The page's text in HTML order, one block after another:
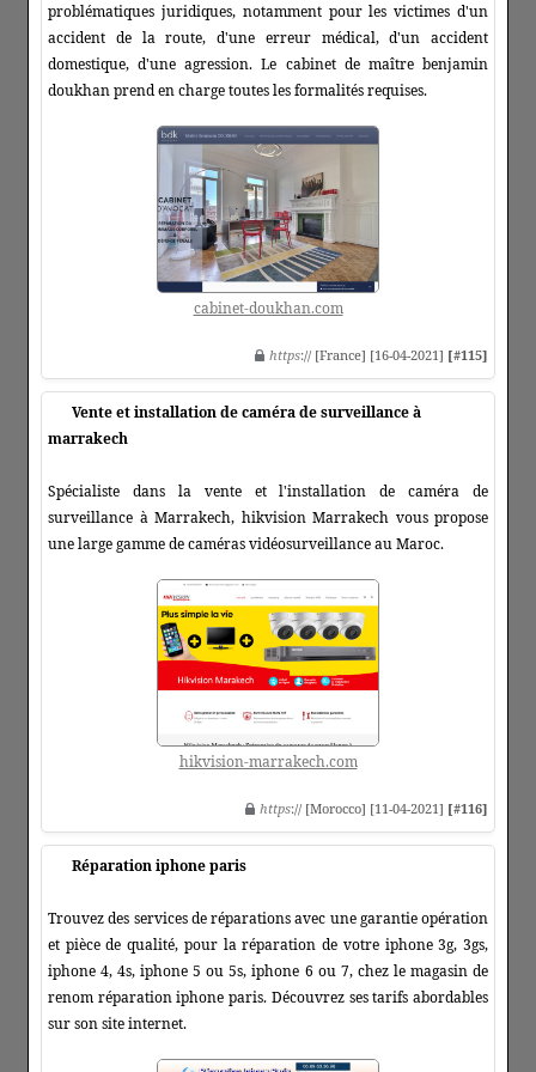
problématiques juridiques, notamment pour les victimes d'un
accident de la route, d'une erreur médical, d'un accident
domestique, d'une agression. Le cabinet de maître benjamin
doukhan prend en charge toutes les formalités requises.
cabinet-doukhan.com
https:// [France] [16-04-2021] [#115]
Vente et installation de caméra de surveillance à
marrakech
Spécialiste dans la vente et l'installation de caméra de
surveillance à Marrakech, hikvision Marrakech vous propose
une large gamme de caméras vidéosurveillance au Maroc.
hikvision-marrakech.com
https:// [Morocco] [11-04-2021] [#116]
Réparation iphone paris
Trouvez des services de réparations avec une garantie opération
et pièce de qualité, pour la réparation de votre iphone 3g, 3gs,
iphone 4, 4s, iphone 5 ou 5s, iphone 6 ou 7, chez le magasin de
renom réparation iphone paris. Découvrez ses tarifs abordables
sur son site internet.